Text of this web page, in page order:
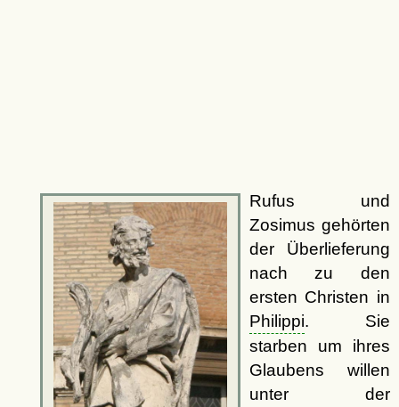
Rufus und
Zosimus gehörten
der Überlieferung
nach zu den
ersten Christen in
Philippi. Sie
starben um ihres
Glaubens willen
unter der